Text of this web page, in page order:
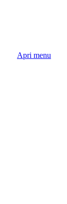
Apri menu